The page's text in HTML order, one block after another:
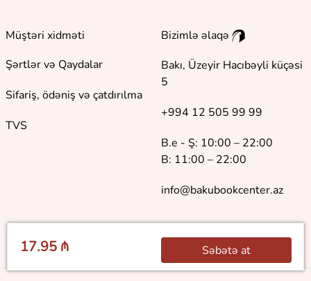
17.95 ₼ Səbətə at
Müştəri xidməti
Şərtlər və Qaydalar
Sifariş, ödəniş və çatdırılma
TVS
Bizimlə əlaqə
Bakı, Üzeyir Hacıbəyli küçəsi
5
+994 12 505 99 99
B.e - Ş: 10:00 – 22:00
B: 11:00 – 22:00
info@bakubookcenter.az